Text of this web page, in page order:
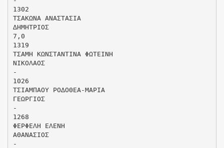
1302
ΤΣΑΚΩΝΑ ΑΝΑΣΤΑΣΙΑ
∆ΗΜΗΤΡΙΟΣ
7,0
1319
ΤΣΑΜΗ ΚΩΝΣΤΑΝΤΙΝΑ ΦΩΤΕΙΝΗ
ΝΙΚΟΛΑΟΣ
-
1026
ΤΣΙΑΜΠΑΟΥ ΡΟ∆ΟΘΕΑ-ΜΑΡΙΑ
ΓΕΩΡΓΙΟΣ
-
1268
ΦΕΡΦΕΛΗ ΕΛΕΝΗ
ΑΘΑΝΑΣΙΟΣ
-